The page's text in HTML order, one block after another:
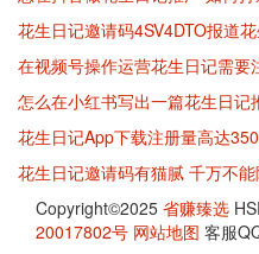
花生日记邀请码4SV4DTO报道
在视频号操作运营花生日记需要
怎么在小红书写出一篇花生日记
花生日记App下载注册量高达
花生日记邀请码有猫腻 千万不
Copyright©2025 省赚臻选
20017802号 网站地图 客服